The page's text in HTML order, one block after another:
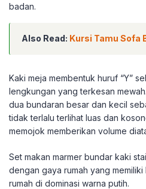
badan.
Also Read: Kursi Tamu Sofa
Kaki meja membentuk huruf “Y”
lengkungan yang terkesan
dua bundaran besar dan kecil
tidak terlalu terlihat luas dan
memojok memberikan volume
Set makan marmer bundar kaki
dengan gaya rumah yang memiliki
rumah di dominasi warna putih.